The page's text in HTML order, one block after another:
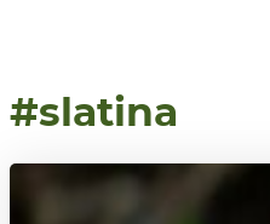
#slatina